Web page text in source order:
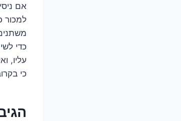
אם
למכור
כדי
עליו,
כי